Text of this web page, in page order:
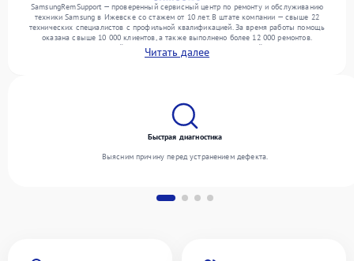
SamsungRemSupport — проверенный сервисный центр по ремонту и обслуживанию
техники Samsung в Ижевске со стажем от 10 лет. В штате компании — свыше 22
технических специалистов с профильной квалификацией. За время работы помощь
оказана свыше 10 000 клиентов, а также выполнено более 12 000 ремонтов.
Ежемесячно в сервисный центр поступает более 300 обращений, включая , , . Мы
устраняем поломки любой сложности и гарантируем высокое качество обслуживания
Читать далее
Быстрая диагностика
Выясним причину перед устранением дефекта.